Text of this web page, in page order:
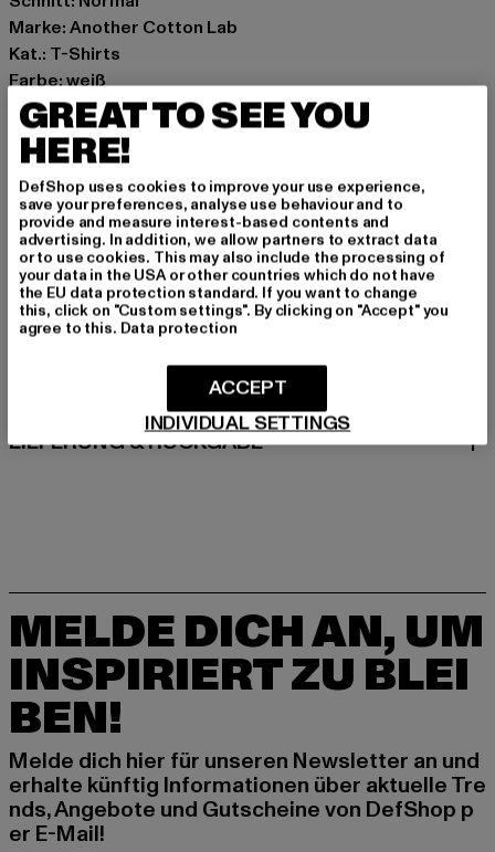
Marke: Another Cotton Lab
Kat.: T-Shirts
Farbe: weiß
Hersteller Farbe: white
Materialzusammensetzung: 100% Baumwolle
Art.Nr: PD00010603-00220
Hersteller: Urban Styles Agency GmbH & Co. KG |
agentur@urbanstylesagency.com
Schanzenstraße 41 | 51063 Köln | DE
GRÖSSE & PASSFORM
LIEFERUNG & RÜCKGABE
MELDE DICH AN, UM
INSPIRIERT ZU BLEI
BEN!
Melde dich hier für unseren Newsletter an und
erhalte künftig Informationen über aktuelle Tre
nds, Angebote und Gutscheine von DefShop p
er E-Mail!
GREAT TO SEE YOU
HERE!
DefShop uses cookies to improve your use experience,
save your preferences, analyse use behaviour and to
provide and measure interest-based contents and
advertising. In addition, we allow partners to extract data
or to use cookies. This may also include the processing of
your data in the USA or other countries which do not have
the EU data protection standard. If you want to change
this, click on "Custom settings". By clicking on "Accept" you
agree to this. Data protection
INDIVIDUAL SETTINGS
ACCEPT